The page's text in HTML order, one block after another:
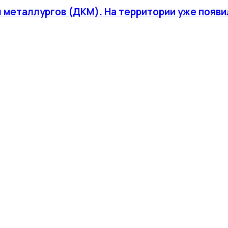
металлургов (ДКМ). На территории уже